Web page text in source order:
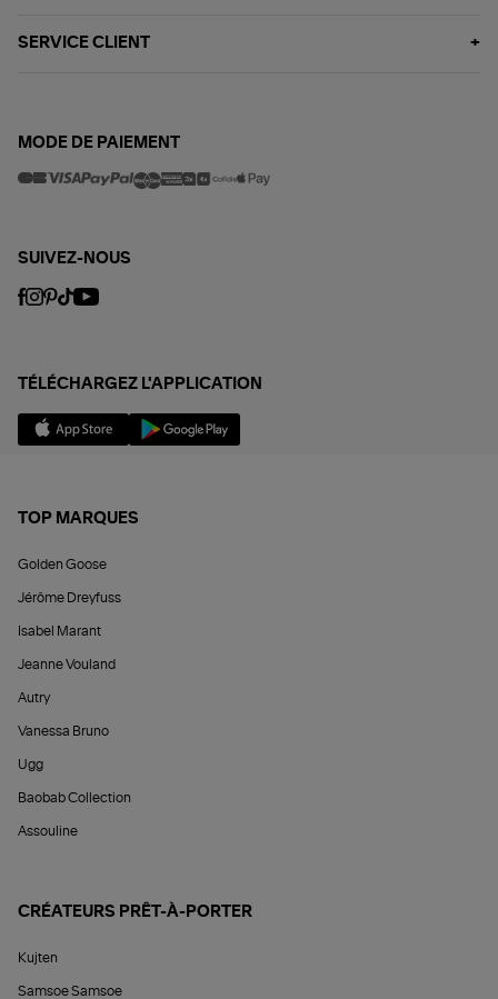
SERVICE CLIENT
MODE DE PAIEMENT
SUIVEZ-NOUS
TÉLÉCHARGEZ L'APPLICATION
TOP MARQUES
Golden Goose
Jérôme Dreyfuss
Isabel Marant
Jeanne Vouland
Autry
Vanessa Bruno
Ugg
Baobab Collection
Assouline
CRÉATEURS PRÊT-À-PORTER
Kujten
Samsoe Samsoe